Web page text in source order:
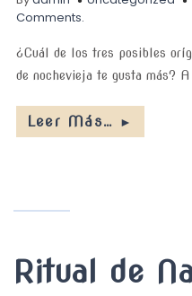
Comments.
¿Cuál de los tres posibles
de nochevieja te gusta más?
Leer Más… ►
Ritual de